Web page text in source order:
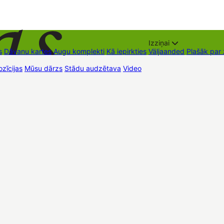
Dāvanu kartes Augu komplekti Kā iepirkties
Izziņai
Väljaanded Plašāk par
Mūsu dārzs Stādu audzētava Video